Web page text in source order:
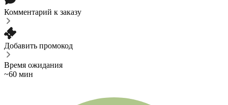
Комментарий к заказу
Добавить промокод
Время ожидания
~60 мин